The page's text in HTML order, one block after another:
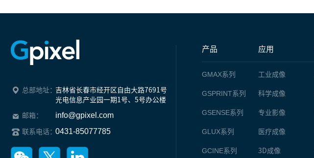
总部地址：吉林省长春市经开区自由大路7691号
光电信息产业园一期1号、5号办公楼
邮箱： info@gpixel.com
联系电话：0431-85077785
产品
GMAX系列
GSPRINT系列
GSENSE系列
GLUX系列
GCINE系列
应用
工业成像
科学成像
专业影像
医疗成像
3D成像